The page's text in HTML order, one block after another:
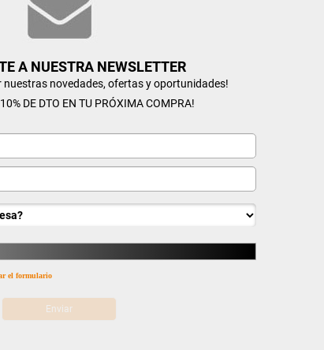
A NUESTRA NEWSLETTER
nuestras novedades, ofertas y oportunidades!
DE DTO EN TU PRÓXIMA COMPRA!
el formulario